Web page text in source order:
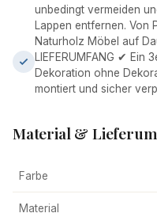
unbedingt vermeiden
Lappen entfernen. Von
Naturholz Möbel auf
LIEFERUMFANG ✔ Ein
Dekoration ohne
montiert und sicher
Material &
Farbe
Material